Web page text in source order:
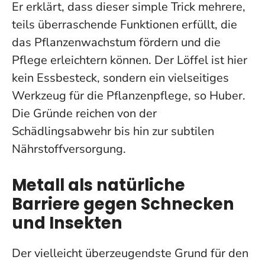
Er erklärt, dass dieser simple Trick mehrere,
teils überraschende Funktionen erfüllt, die
das Pflanzenwachstum fördern und die
Pflege erleichtern können. Der Löffel ist hier
kein Essbesteck, sondern ein vielseitiges
Werkzeug für die Pflanzenpflege, so Huber.
Die Gründe reichen von der
Schädlingsabwehr bis hin zur subtilen
Nährstoffversorgung.
Metall als natürliche
Barriere gegen Schnecken
und Insekten
Der vielleicht überzeugendste Grund für den